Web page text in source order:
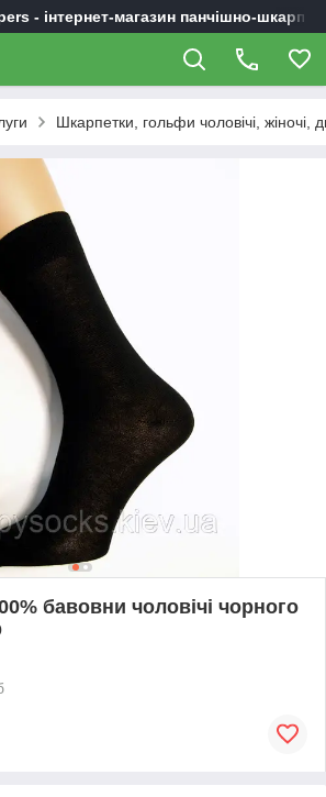
- інтернет-магазин панчішно-
Шкарпетки, гольфи чоловічі, жіночі,
бавовни чоловічі чорного